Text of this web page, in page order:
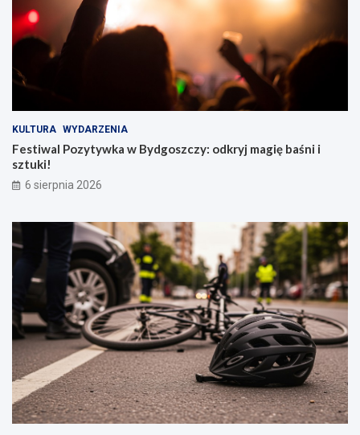
KULTURA WYDARZENIA
Festiwal Pozytywka w Bydgoszczy: odkryj magię baśni i
sztuki!
6 sierpnia 2026